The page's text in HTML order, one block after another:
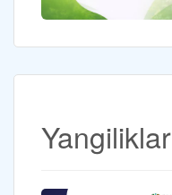
Yangiliklar